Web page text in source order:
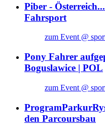
Piber -
Fahrsport
zum Event @
Pony Fahrer
Boguslawice | POL
zum Event @
den Parcoursbau